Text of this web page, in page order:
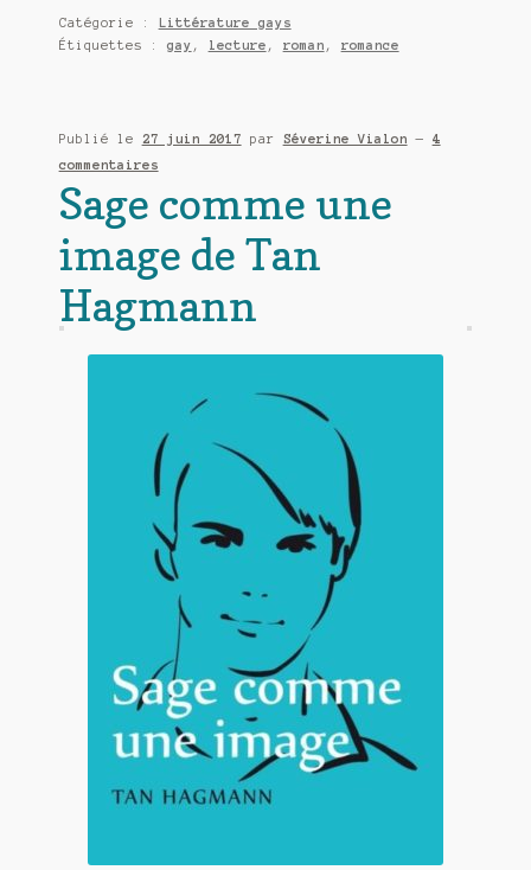
Flore
Catégorie :
Littérature gays
Étiquettes : gay , lecture , roman , romance
Publié le 27 juin 2017 par Séverine Vialon — 4
commentaires
Sage comme une
image de Tan
Hagmann